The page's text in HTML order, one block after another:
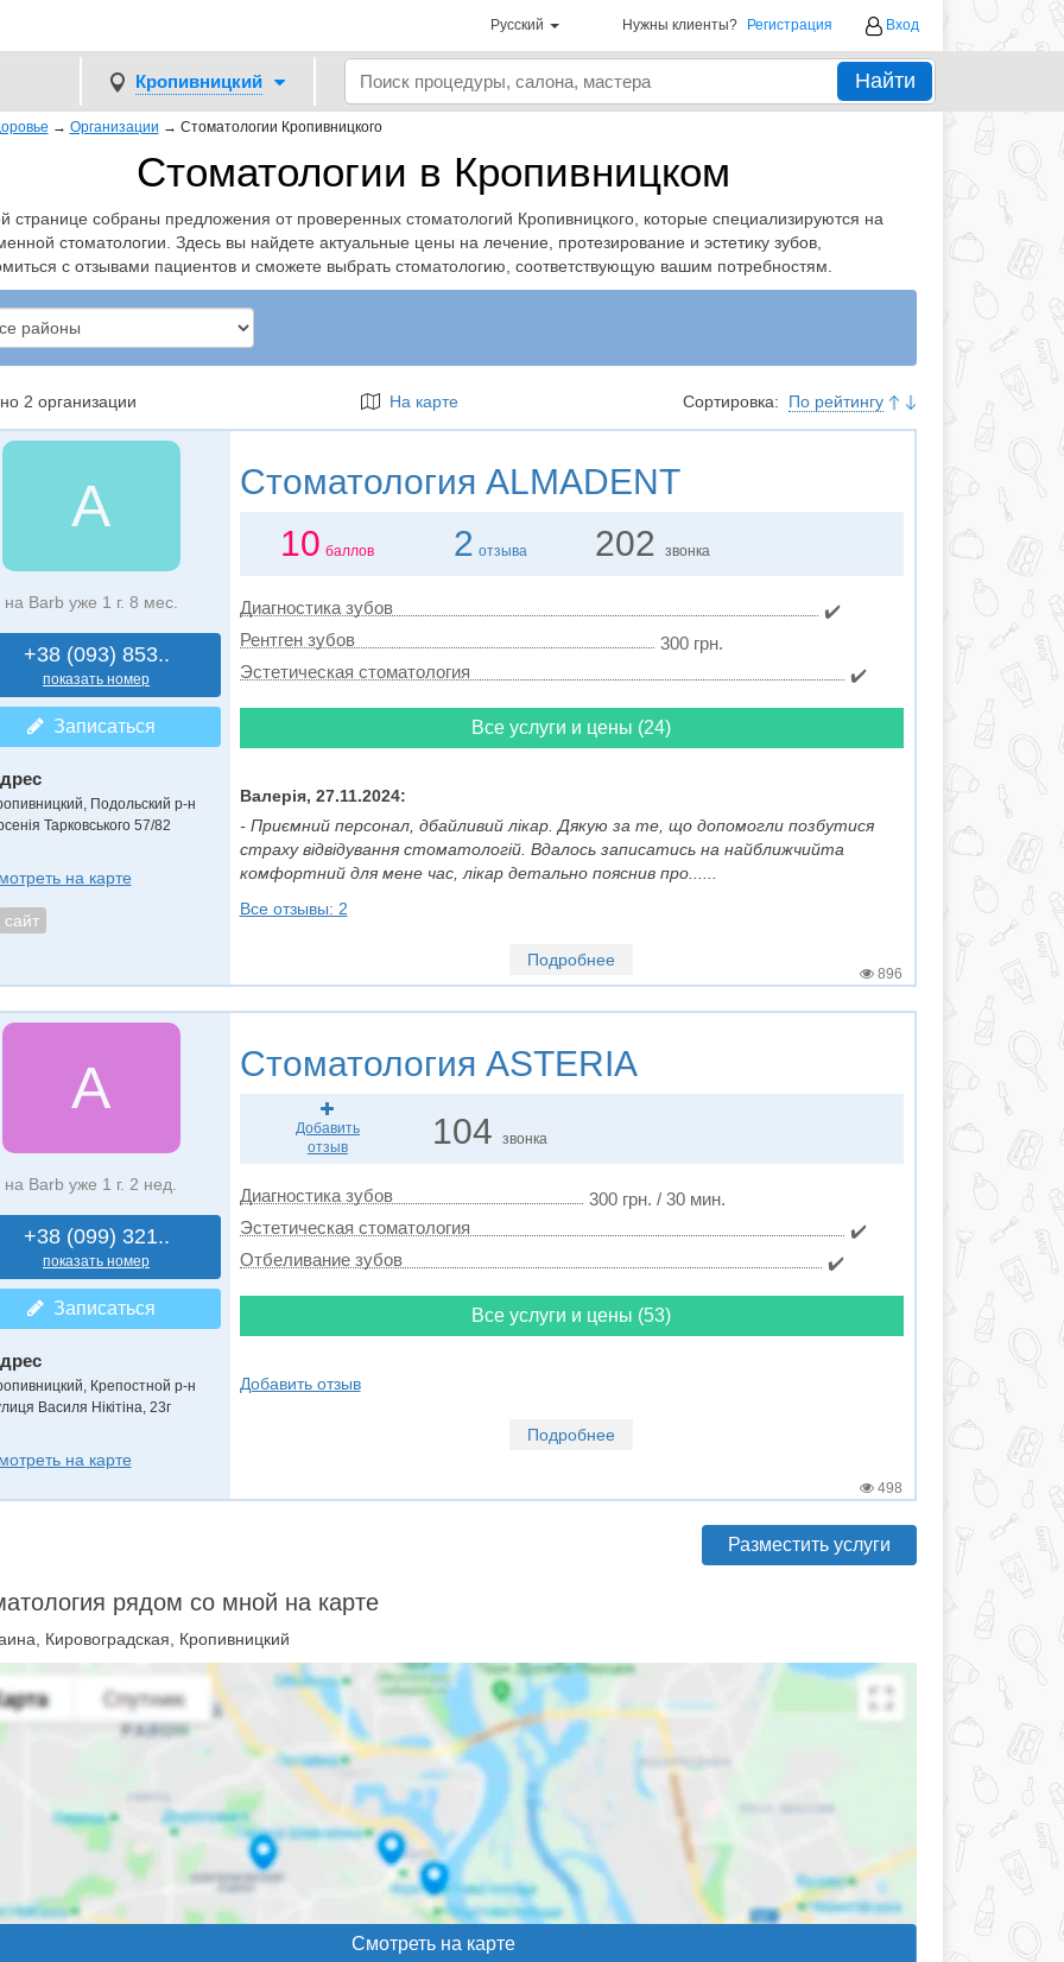
Русский Нужны клиенты? Регистрация Вход
Кропивницкий Найти
→ Организации → Стоматологии Кропивницкого
Стоматологии в Кропивницком
странице собраны предложения от проверенных стоматологий Кропивницкого, которые специализируются на
стоматологии. Здесь вы найдете актуальные цены на лечение, протезирование и эстетику зубов,
с отзывами пациентов и сможете выбрать стоматологию, соответствующую вашим потребностям.
2 организации На карте Сортировка: По рейтингу
A
на Barb уже 1 г. 8 мес.
+38 (093) 853..
показать номер
Записаться
Подольский р-н
Тарковського 57/82
на карте
сайт
Стоматология ALMADENT
10 баллов 2 отзыва 202 звонка
Диагностика зубов
✔️
Рентген зубов
300 грн.
Эстетическая стоматология
✔️
Все услуги и цены (24)
Валерія, 27.11.2024:
- Приємний персонал, дбайливий лікар. Дякую за те, що допомогли позбутися
страху відвідування стоматологій. Вдалось записатись на найближчийта
комфортний для мене час, лікар детально пояснив про......
Все отзывы: 2
Подробнее
896
A
на Barb уже 1 г. 2 нед.
+38 (099) 321..
показать номер
Записаться
Крепостной р-н
Василя Нікітіна, 23г
на карте
Стоматология ASTERIA
Добавить
отзыв
104звонка
Диагностика зубов
300 грн. / 30 мин.
Эстетическая стоматология
✔️
Отбеливание зубов
✔️
Все услуги и цены (53)
Добавить отзыв
Подробнее
498
Разместить услуги
рядом со мной на карте
Кировоградская, Кропивницкий
Смотреть на карте